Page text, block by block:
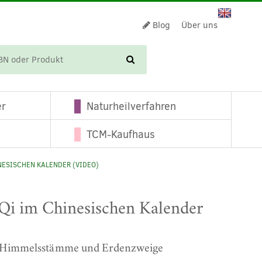
Blog Über uns
Naturheilverfahren
TCM-Kaufhaus
KALENDER (VIDEO)
im Chinesischen Kalender
und Erdenzweige